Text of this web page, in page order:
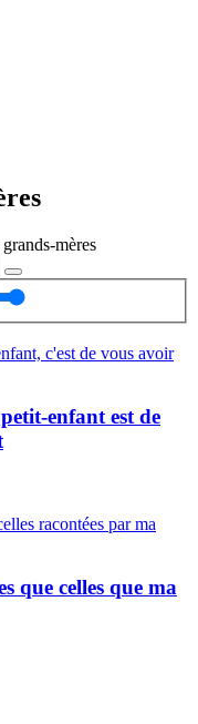
mères
enfant est de
que celles que ma